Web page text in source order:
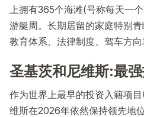
上拥有365个海滩(号称每天一
游艇周。长期居留的家庭特别
教育体系、法律制度、驾车方向
圣基茨和尼维斯:最
作为世界上最早的投资入籍项
维斯在2026年依然保持领先地